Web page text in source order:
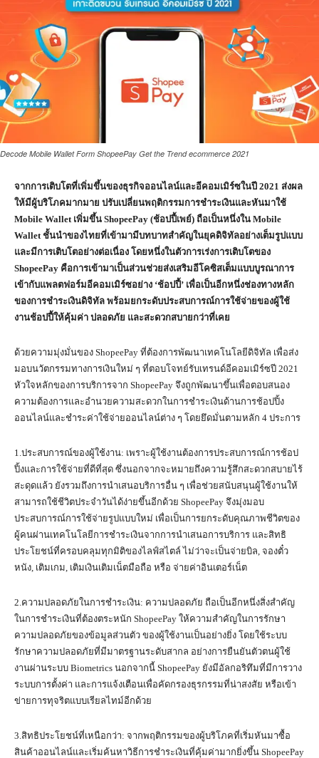
Decode Mobile Wallet Form ShopeePay Get the Trend ecommerce 2021
จากการเติบโตที่เพิ่มขึ้นของธุรกิจออนไลน์และอีคอมเมิร์ซในปี 2021 ส่งผล
ให้มีผู้บริโภคมากมาย ปรับเปลี่ยนพฤติกรรมการชำระเงินและหันมาใช้
Mobile Wallet เพิ่มขึ้น ShopeePay (ช้อปปี้เพย์) ถือเป็นหนึ่งใน Mobile
Wallet ชั้นนำของไทยที่เข้ามามีบทบาทสำคัญในยุคดิจิทัลอย่างเต็มรูปแบบ
และมีการเติบโตอย่างต่อเนื่อง โดยหนึ่งในตัวการเร่งการเติบโตของ
ShopeePay คือการเข้ามาเป็นส่วนช่วยส่งเสริมอีโคซิสเต็มแบบบูรณาการ
เข้ากับแพลตฟอร์มอีคอมเมิร์ซอย่าง ‘ช้อปปี้’ เพื่อเป็นอีกหนึ่งช่องทางหลัก
ของการชำระเงินดิจิทัล พร้อมยกระดับประสบการณ์การใช้จ่ายของผู้ใช้
งานช้อปปี้ให้คุ้มค่า ปลอดภัย และสะดวกสบายกว่าที่เคย
ด้วยความมุ่งมั่นของ ShopeePay ที่ต้องการพัฒนาเทคโนโลยีดิจิทัล เพื่อส่ง
มอบนวัตกรรมทางการเงินใหม่ ๆ ที่ตอบโจทย์รับเทรนด์อีคอมเมิร์ซปี 2021
หัวใจหลักของการบริการจาก ShopeePay จึงถูกพัฒนาขึ้นเพื่อตอบสนอง
ความต้องการและอำนวยความสะดวกในการชำระเงินด้านการช้อปปิ้ง
ออนไลน์และชำระค่าใช้จ่ายออนไลน์ต่าง ๆ โดยยึดมั่นตามหลัก 4 ประการ
1.ประสบการณ์ของผู้ใช้งาน: เพราะผู้ใช้งานต้องการประสบการณ์การช้อป
ปิ้งและการใช้จ่ายที่ดีที่สุด ซึ่งนอกจากจะหมายถึงความรู้สึกสะดวกสบายไร้
สะดุดแล้ว ยังรวมถึงการนำเสนอบริการอื่น ๆ เพื่อช่วยสนับสนุนผู้ใช้งานให้
สามารถใช้ชีวิตประจำวันได้ง่ายขึ้นอีกด้วย ShopeePay จึงมุ่งมอบ
ประสบการณ์การใช้จ่ายรูปแบบใหม่ เพื่อเป็นการยกระดับคุณภาพชีวิตของ
ผู้คนผ่านเทคโนโลยีการชำระเงินจากการนำเสนอการบริการ และสิทธิ
ประโยชน์ที่ครอบคลุมทุกมิติของไลฟ์สไตล์ ไม่ว่าจะเป็นจ่ายบิล, จองตั๋ว
หนัง, เติมเกม, เติมเงินเติมเน็ตมือถือ หรือ จ่ายค่าอินเตอร์เน็ต
2.ความปลอดภัยในการชำระเงิน: ความปลอดภัย ถือเป็นอีกหนึ่งสิ่งสำคัญ
ในการชำระเงินที่ต้องตระหนัก ShopeePay ให้ความสำคัญในการรักษา
ความปลอดภัยของข้อมูลส่วนตัว ของผู้ใช้งานเป็นอย่างยิ่ง โดยใช้ระบบ
รักษาความปลอดภัยที่มีมาตรฐานระดับสากล อย่างการยืนยันตัวตนผู้ใช้
งานผ่านระบบ Biometrics นอกจากนี้ ShopeePay ยังมีอัลกอริทึมที่มีการวาง
ระบบการตั้งค่า และการแจ้งเตือนเพื่อคัดกรองธุรกรรมที่น่าสงสัย หรือเข้า
ข่ายการทุจริตแบบเรียลไทม์อีกด้วย
3.สิทธิประโยชน์ที่เหนือกว่า: จากพฤติกรรมของผู้บริโภคที่เริ่มหันมาซื้อ
สินค้าออนไลน์และเริ่มค้นหาวิธีการชำระเงินที่คุ้มค่ามากยิ่งขึ้น ShopeePay